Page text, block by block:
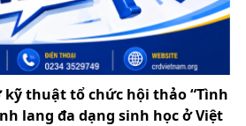
kỹ thuật tổ chức hội thảo “Tình
lang đa dạng sinh học ở Việt